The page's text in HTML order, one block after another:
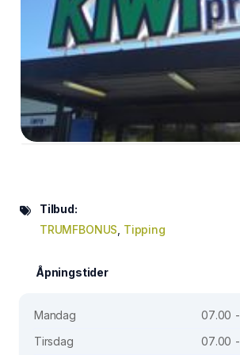
Tilbud:
TRUMFBONUS Tipping
Åpningstider
Mandag
07.00
Tirsdag
07.00